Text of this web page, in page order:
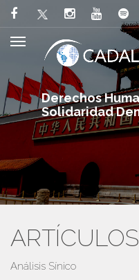
Derechos
Solidaridad
ARTÍCULOS
Análisis Sínico